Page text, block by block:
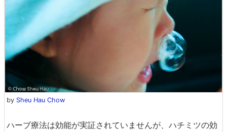
by Sheu Hau Chow
ハーブ療法は効能が実証されていませんが、ハチミツの効